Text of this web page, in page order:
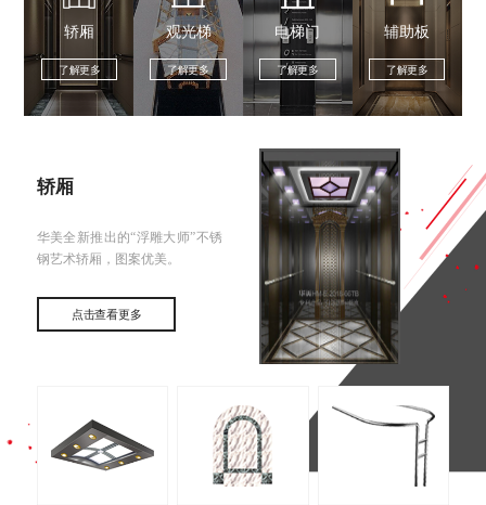
轿厢
了解更多
观光梯
了解更多
电梯门
了解更多
辅助板
了解更多
轿厢
华美全新推出的“浮雕大师”不锈
钢艺术轿厢，图案优美。
点击查看更多